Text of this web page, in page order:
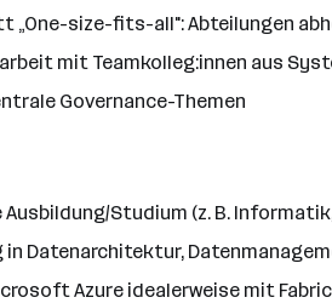
„One-size-fits-all": Abteilungen
mit Teamkolleg:innen aus
Governance-Themen
Ausbildung/Studium (z. B.
Datenarchitektur,
Azure idealerweise mit Fabric